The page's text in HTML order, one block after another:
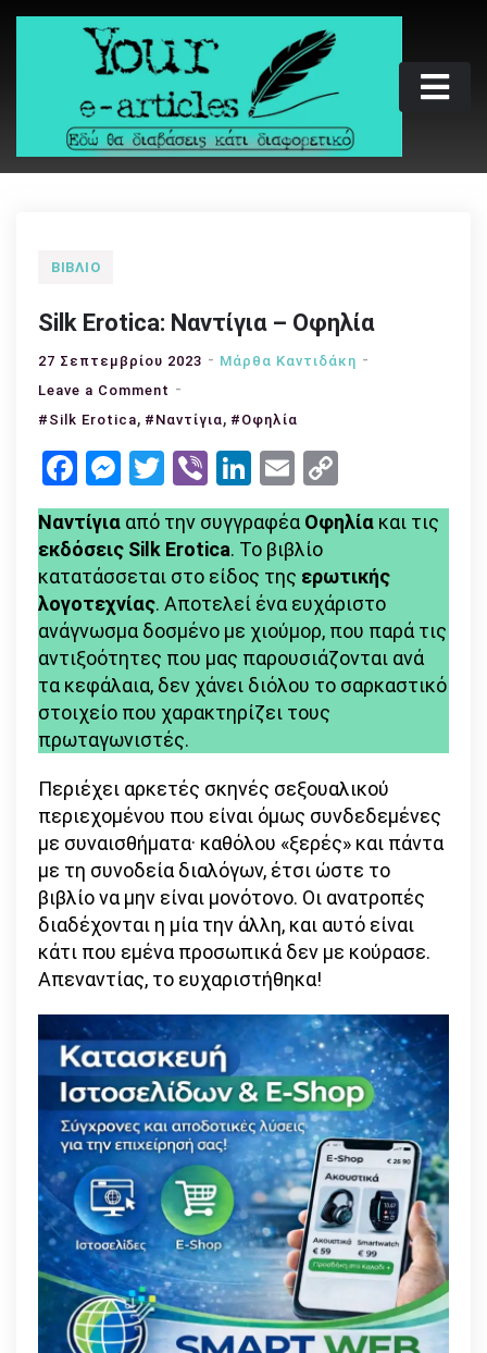
Skip
Your e-articles
Εδώ θα διαβάσεις κάτι διαφορετικό
ΒΙΒΛΊΟ
Silk Erotica: Ναντίγια – Οφηλία
27 Σεπτεμβρίου 2023
Μάρθα Καντιδάκη
Leave a Comment on
Silk
Ναντίγια
Οφηλία
#Silk Erotica, #Ναντίγια, #Οφηλία
Facebook
Messenger
Twitter
ViberLinkedIn
Email
Link
Ναντίγια από την συγγραφέαΟφηλία και τις
εκδόσεις Silk Erotica. Το βιβλίο
κατατάσσεται στο είδος της ερωτικής
λογοτεχνίας. Αποτελεί ένα ευχάριστο
ανάγνωσμα δοσμένο με χιούμορ, που παρά τις
αντιξοότητες που μας παρουσιάζονται ανά
τα κεφάλαια, δεν χάνει διόλου το σαρκαστικό
στοιχείο που χαρακτηρίζει τους
πρωταγωνιστές.
Περιέχει αρκετές σκηνές σεξουαλικού
περιεχομένου που είναι όμως συνδεδεμένες
με συναισθήματα· καθόλου «ξερές» και πάντα
με τη συνοδεία διαλόγων, έτσι ώστε το
βιβλίο να μην είναι μονότονο. Οι ανατροπές
διαδέχονται η μία την άλλη, και αυτό είναι
κάτι που εμένα προσωπικά δεν με κούρασε.
Απεναντίας, το ευχαριστήθηκα!